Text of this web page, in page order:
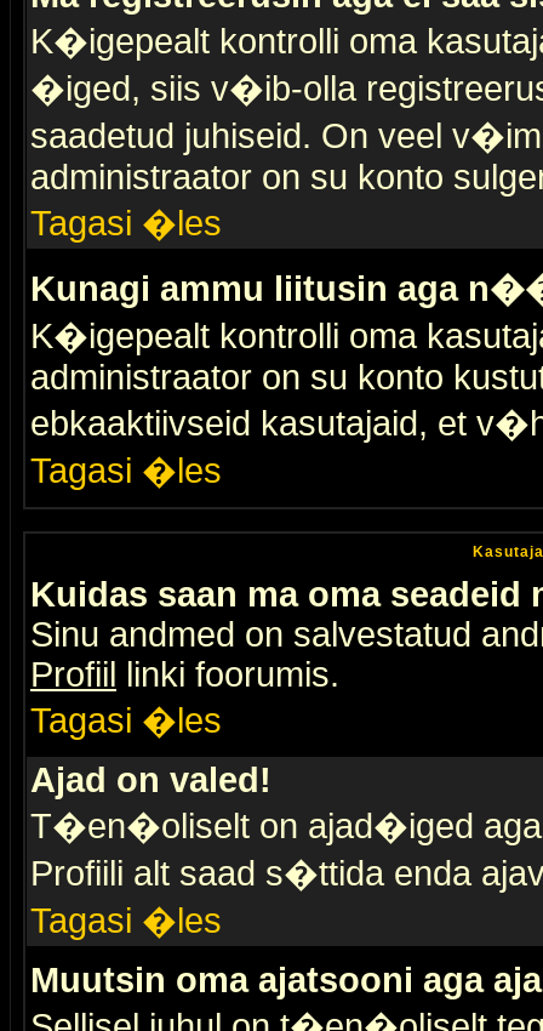
K�igepealt kontrolli oma
�iged, siis v�ib-olla
saadetud juhiseid. On veel
administraator on su konto
Tagasi �les
Kunagi ammu liitusin aga
K�igepealt kontrolli oma
administraator on su konto
ebkaaktiivseid kasutajaid, et
Tagasi �les
Kuidas saan ma oma seadeid
Sinu andmed on salvestatud
Profiil linki foorumis.
Tagasi �les
Ajad on valed!
T�en�oliselt on ajad�iged
Profiili alt saad s�ttida enda
Tagasi �les
Muutsin oma ajatsooni aga